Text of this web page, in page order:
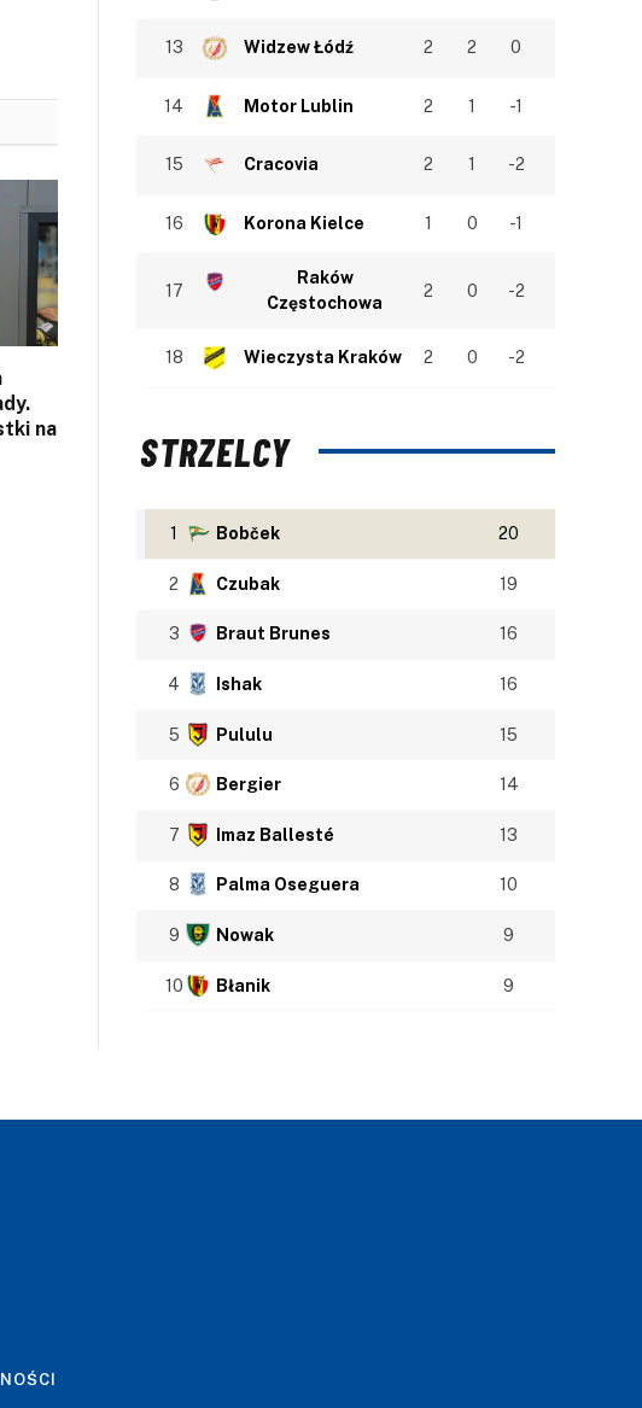
na
13 Widzew Łódź 2 2 0
14 Motor Lublin 2 1 -1
15 Cracovia 2 1 -2
16 Korona Kielce 1 0 -1
17
Raków
Częstochowa
2 0 -2
18 Wieczysta Kraków 2 0 -2
STRZELCY
1 Bobček 20
2 Czubak 19
3 Braut Brunes 16
4 Ishak 16
5 Pululu 15
6 Bergier 14
7 Imaz Ballesté 13
8 Palma Oseguera 10
9 Nowak 9
10 Błanik 9